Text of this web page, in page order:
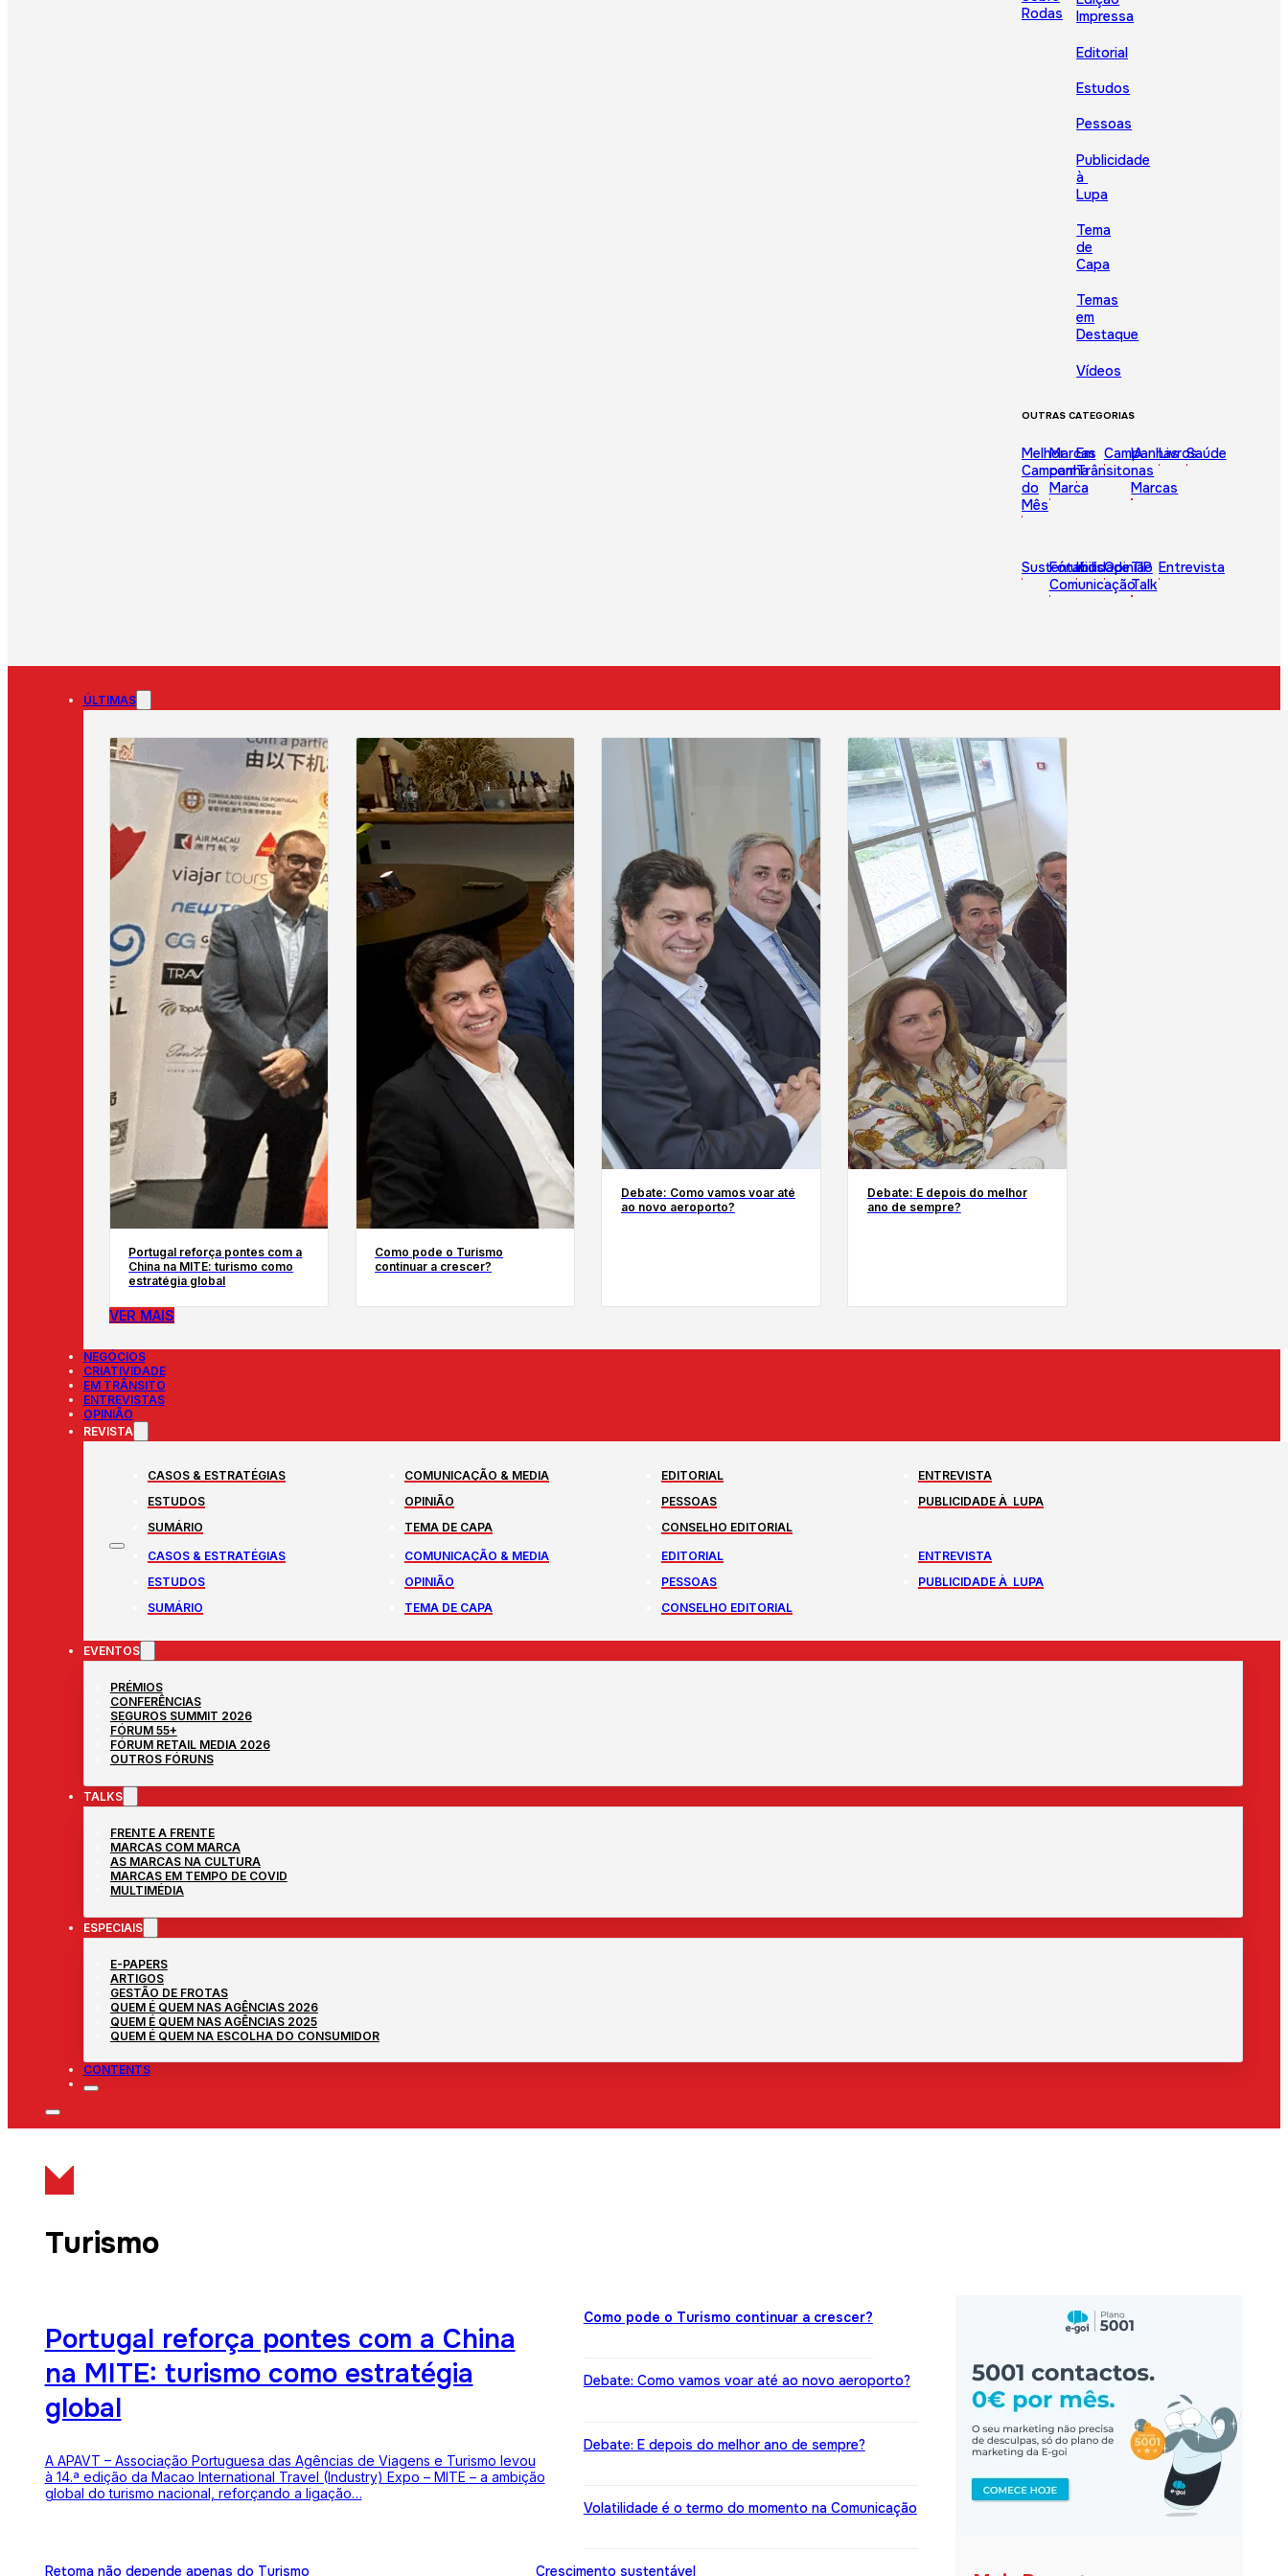
Rodas
Impressa
Editorial
Estudos
Pessoas
Publicidade
à
Lupa
Tema
de
Capa
Temas
em
Destaque
Vídeos
OUTRAS CATEGORIAS
Melhor
Campanha
do
Mês
Marcas
com
Marca
Em
Trânsito
Campanhas
IA
nas
Marcas
LivrosSaúde
Sustentabilidade
Fórum
Comunicação
KidsOpinião
TIP
Talk
Entrevista
ÚLTIMAS
Portugal reforça pontes com a
China na MITE: turismo como
estratégia global
Como pode o Turismo
continuar a crescer?
Debate: Como vamos voar até
ao novo aeroporto?
Debate: E depois do melhor
ano de sempre?
VER MAIS
NEGÓCIOS
CRIATIVIDADE
EM TRÂNSITO
ENTREVISTAS
OPINIÃO
REVISTA
CASOS & ESTRATÉGIAS COMUNICAÇÃO & MEDIA EDITORIAL
ENTREVISTA
ESTUDOS
OPINIÃO PESSOAS
PUBLICIDADE À LUPA
SUMÁRIO
TEMA DE CAPA
CONSELHO EDITORIAL
CASOS & ESTRATÉGIAS
COMUNICAÇÃO & MEDIA EDITORIAL
ENTREVISTA
ESTUDOS
OPINIÃO PESSOAS
PUBLICIDADE À LUPA
SUMÁRIO
TEMA DE CAPA CONSELHO EDITORIAL
EVENTOS
PRÉMIOS
CONFERÊNCIAS
SEGUROS SUMMIT 2026
FÓRUM 55+
FÓRUM RETAIL MEDIA 2026
OUTROS FÓRUNS
TALKS
FRENTE A FRENTE
MARCAS COM MARCA
AS MARCAS NA CULTURA
MARCAS EM TEMPO DE COVID
MULTIMÉDIA
ESPECIAIS
E-PAPERS
ARTIGOS
GESTÃO DE FROTAS
QUEM É QUEM NAS AGÊNCIAS 2026
QUEM É QUEM NAS AGÊNCIAS 2025
QUEM É QUEM NA ESCOLHA DO CONSUMIDOR
CONTENTS
Turismo
Portugal reforça pontes com a China
na MITE: turismo como estratégia
global
A APAVT – Associação Portuguesa das Agências de Viagens e Turismo levou
à 14.ª edição da Macao International Travel (Industry) Expo – MITE – a ambição
global do turismo nacional, reforçando a ligação…
Como pode o Turismo continuar a crescer?
Debate: Como vamos voar até ao novo aeroporto?
Debate: E depois do melhor ano de sempre?
Volatilidade é o termo do momento na Comunicação
Retoma não depende apenas do Turismo Crescimento sustentável